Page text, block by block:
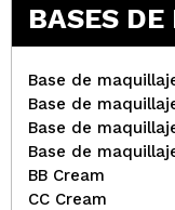
BASES
Base de
Base de
Base de
Base de
BB Cream
CC Cream